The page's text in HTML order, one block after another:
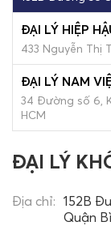
ĐẠI LÝ HIỆP
433 Nguyễn Thị
ĐẠI LÝ NAM
34 Đường số 6,
HCM
ĐẠI LÝ
Địa chỉ: 152B
Quận